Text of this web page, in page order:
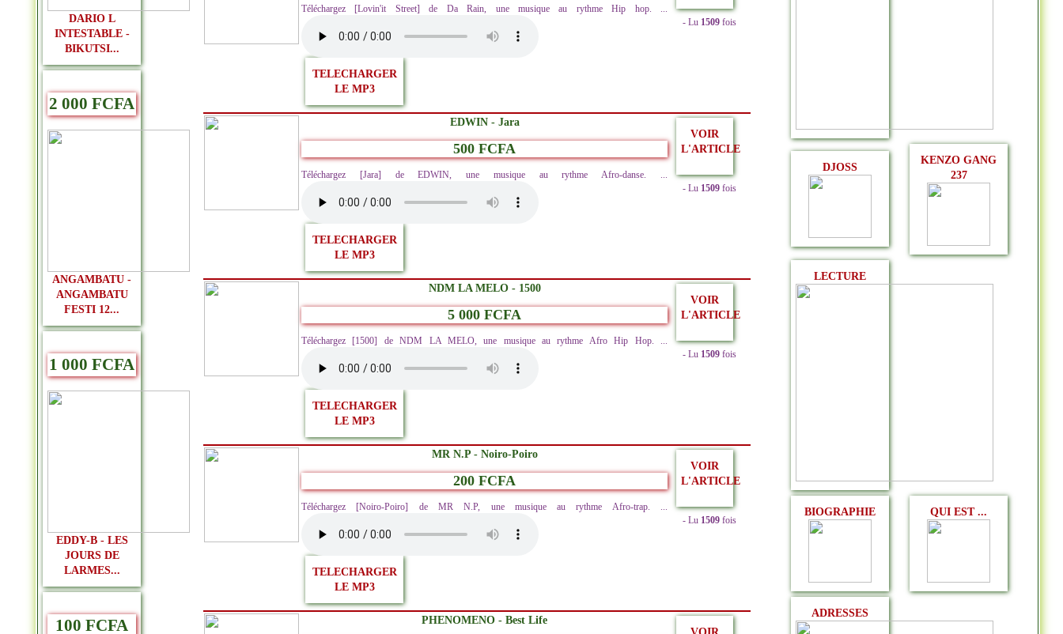
DARIO L
INTESTABLE -
BIKUTSI...
2 000 FCFA
ANGAMBATU -
ANGAMBATU
FESTI 12...
1 000 FCFA
EDDY-B - LES
JOURS DE
LARMES...
100 FCFA
Téléchargez [Lovin'it Street] de Da Rain, une musique au rythme Hip hop. ...
TELECHARGER
LE MP3
- Lu 1509 fois
EDWIN - Jara
500 FCFA
Téléchargez [Jara] de EDWIN, une musique au rythme Afro-danse. ...
TELECHARGER
LE MP3
VOIR
L'ARTICLE
- Lu 1509 fois
NDM LA MELO - 1500
5 000 FCFA
Téléchargez [1500] de NDM LA MELO, une musique au rythme Afro Hip Hop. ...
TELECHARGER
LE MP3
VOIR
L'ARTICLE
- Lu 1509 fois
MR N.P - Noiro-Poiro
200 FCFA
Téléchargez [Noiro-Poiro] de MR N.P, une musique au rythme Afro-trap. ...
TELECHARGER
LE MP3
VOIR
L'ARTICLE
- Lu 1509 fois
PHENOMENO - Best Life
DJOSS
KENZO GANG
237
LECTURE
BIOGRAPHIE QUI EST ...
ADRESSES